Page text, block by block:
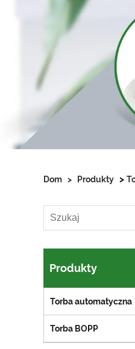
Dom > Produkty >
Produkty
Torba automatyczna
Torba BOPP